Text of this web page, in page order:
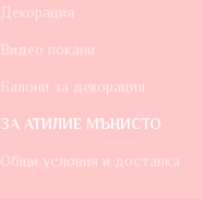
Декорация
Видео покани
Балони за декорация
ЗА АТИЛИЕ МЪНИСТО
Общи условия и доставка